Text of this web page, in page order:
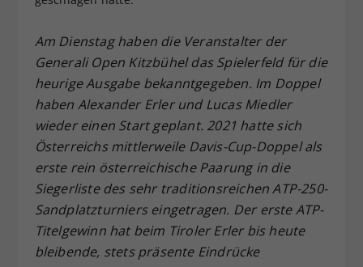
Am Dienstag haben die Veranstalter der
Generali Open Kitzbühel das Spielerfeld für die
heurige Ausgabe bekanntgegeben. Im Doppel
haben Alexander Erler und Lucas Miedler
wieder einen Start geplant. 2021 hatte sich
Österreichs mittlerweile Davis-Cup-Doppel als
erste rein österreichische Paarung in die
Siegerliste des sehr traditionsreichen ATP-250-
Sandplatzturniers eingetragen. Der erste ATP-
Titelgewinn hat beim Tiroler Erler bis heute
bleibende, stets präsente Eindrücke
Einstellungen. Unter anderem eine
zufällig generierte ID, für die
historische Speicherung Ihrer
vorgenommen Einstellungen, falls der
Webseiten-Betreiber dies eingestellt
hat.